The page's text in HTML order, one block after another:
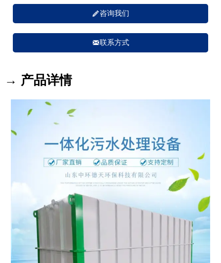
咨询我们
联系方式
→ 产品详情